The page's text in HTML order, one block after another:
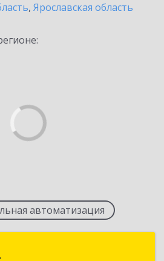
, Ярославская область
автоматизация